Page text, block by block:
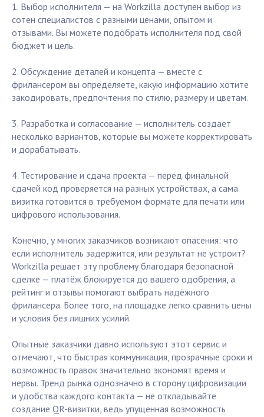
1. Выбор исполнителя — на Workzilla доступен выбор из
сотен специалистов с разными ценами, опытом и
отзывами. Вы можете подобрать исполнителя под свой
бюджет и цель.
2. Обсуждение деталей и концепта — вместе с
фрилансером вы определяете, какую информацию хотите
закодировать, предпочтения по стилю, размеру и цветам.
3. Разработка и согласование — исполнитель создает
несколько вариантов, которые вы можете корректировать
и дорабатывать.
4. Тестирование и сдача проекта — перед финальной
сдачей код проверяется на разных устройствах, а сама
визитка готовится в требуемом формате для печати или
цифрового использования.
Конечно, у многих заказчиков возникают опасения: что
если исполнитель задержится, или результат не устроит?
Workzilla решает эту проблему благодаря безопасной
сделке — платёж блокируется до вашего одобрения, а
рейтинг и отзывы помогают выбрать надёжного
фрилансера. Более того, на площадке легко сравнить цены
и условия без лишних усилий.
Опытные заказчики давно используют этот сервис и
отмечают, что быстрая коммуникация, прозрачные сроки и
возможность правок значительно экономят время и
нервы. Тренд рынка однозначно в сторону цифровизации
и удобства каждого контакта — не откладывайте
создание QR-визитки, ведь упущенная возможность